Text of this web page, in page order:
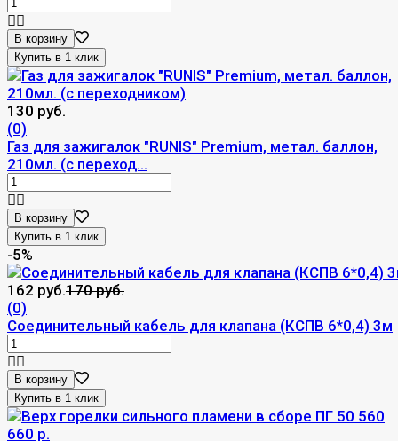
В корзину
130 руб.
(0)
Газ для зажигалок "RUNIS" Premium, метал. баллон,
210мл. (с переход...
В корзину
-5%
162 руб.170 руб.
(0)
Соединительный кабель для клапана (КСПВ 6*0,4) 3м
В корзину